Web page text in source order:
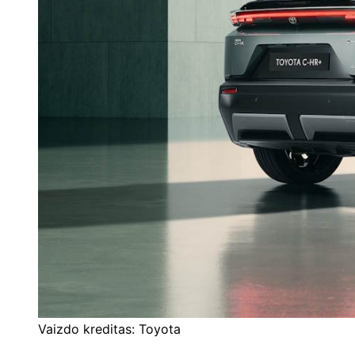
Vaizdo kreditas: Toyota